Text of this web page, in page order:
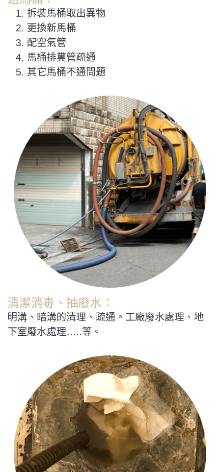
拆裝馬桶取出異物
更換新馬桶
配空氣管
馬桶排糞管疏通
其它馬桶不通問題
清潔消毒、抽廢水：
明溝、暗溝的清理、疏通。工廠廢水處理、地
下室廢水處理…..等。